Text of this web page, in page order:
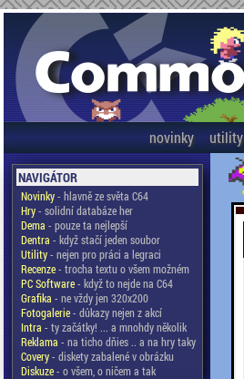
novinky utility
NAVIGÁTOR
Novinky- hlavně ze světa C64
Hry- solidní databáze her
Dema - pouze ta nejlepší
Dentra - když stačí jeden soubor
Utility- nejen pro práci a legraci
Recenze- trocha textu o všem možném
PC Software- když to nejde na C64
Grafika - ne vždy jen 320x200
Fotogalerie- důkazy nejen z akcí
Intra - ty začátky! ... a mnohdy několik
Reklama - na ticho dňies .. a na hry taky
Covery- diskety zabalené v obrázku
Diskuze- o všem, o ničem a tak